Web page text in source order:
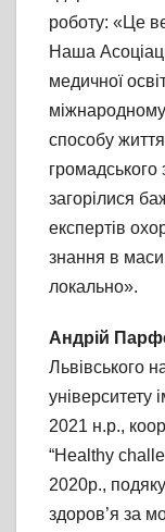
роботу: «Це
Наша
медичної
способу
громадського
загорілися
експертів
знання в
локально».
Андрій
Львівського
університету
2021 н.р.,
“Healthy
2020р.,
здоров’я за